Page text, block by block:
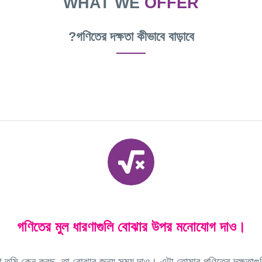
গণিতের দক্ষতা কীভাবে বাড়াবে?
গণিতের মুল ধারণাগুলি বোঝার উপর মনোযোগ দাও।